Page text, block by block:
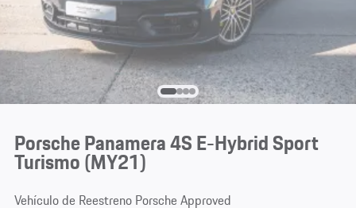
Porsche Panamera 4S E-Hybrid Sport
Turismo (MY21)
Vehículo de Reestreno Porsche Approved